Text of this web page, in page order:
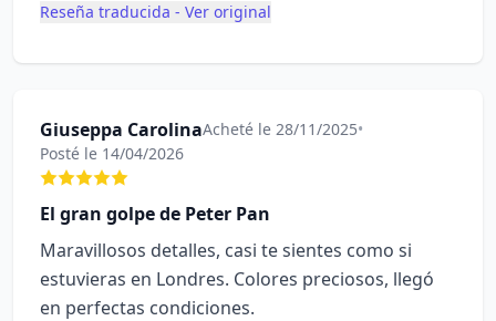
Reseña traducida - Ver original
Giuseppa CarolinaAcheté le 28/11/2025•
Posté le 14/04/2026
El gran golpe de Peter Pan
Maravillosos detalles, casi te sientes como si
estuvieras en Londres. Colores preciosos, llegó
en perfectas condiciones.